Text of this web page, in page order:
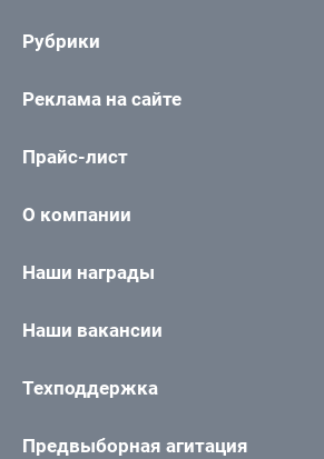
Рубрики
Реклама на сайте
Прайс-лист
О компании
Наши награды
Наши вакансии
Техподдержка
Предвыборная агитация